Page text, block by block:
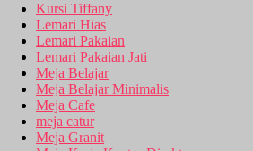
Kursi Tiffany
Lemari Hias
Lemari Pakaian
Lemari Pakaian Jati
Meja Belajar
Meja Belajar Minimalis
Meja Cafe
meja catur
Meja Granit